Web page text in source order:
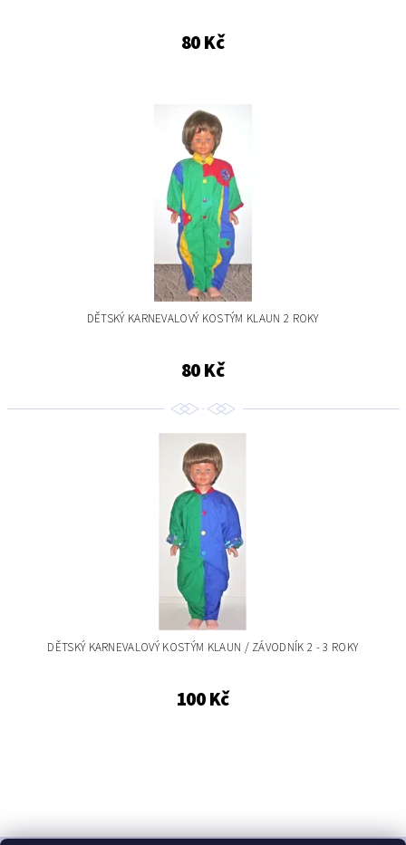
80 Kč
DĚTSKÝ KARNEVALOVÝ KOSTÝM KLAUN 2 ROKY
80 Kč
DĚTSKÝ KARNEVALOVÝ KOSTÝM KLAUN / ZÁVODNÍK 2 - 3 ROKY
100 Kč